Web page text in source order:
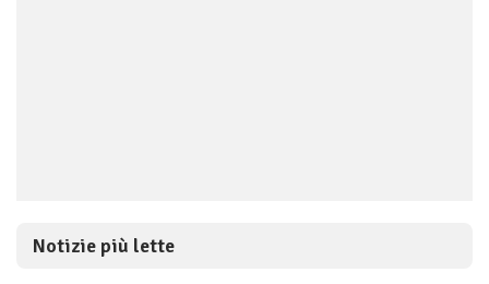
Notizie più lette